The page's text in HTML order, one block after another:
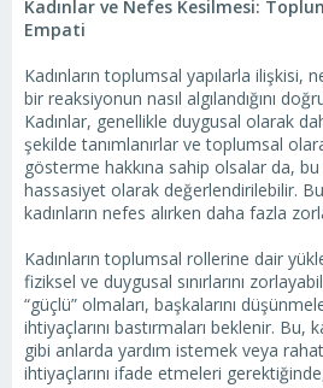
Kadınlar ve Nefes Kesilmesi:
Empati
Kadınların toplumsal yapılarla ilişkisi,
bir reaksiyonun nasıl algılandığını
Kadınlar, genellikle duygusal olarak
şekilde tanımlanırlar ve toplumsal
gösterme hakkına sahip olsalar da, bu
hassasiyet olarak değerlendirilebilir.
kadınların nefes alırken daha fazla
Kadınların toplumsal rollerine dair
fiziksel ve duygusal sınırlarını
“güçlü” olmaları, başkalarını
ihtiyaçlarını bastırmaları beklenir. Bu,
gibi anlarda yardım istemek veya
ihtiyaçlarını ifade etmeleri